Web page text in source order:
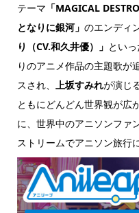
テーマ 「MAGICAL
となりに銀河」 のエンディ
り（CV.和久井優）」 とい
りのアニメ作品の主題歌が
スされ、
上坂すみれが演じ
ともにどんどん世界観が広
に、世界中のアニソンファ
ストリームでアニソン旅行